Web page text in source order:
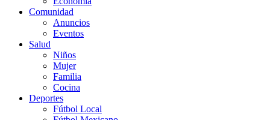
Comunidad
Anuncios
Eventos
Salud
Niños
Mujer
Familia
Cocina
Deportes
Fútbol Local